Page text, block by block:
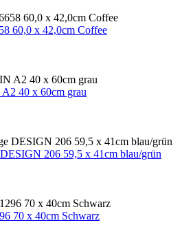
60,0 x 42,0cm Coffee
40 x 60cm grau
206 59,5 x 41cm blau/grün
70 x 40cm Schwarz